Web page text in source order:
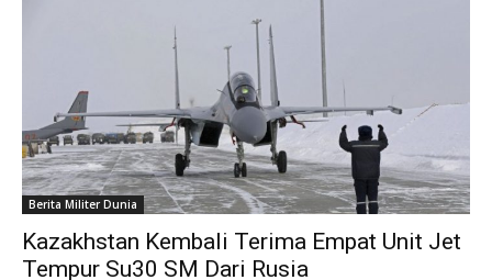
Berita Militer Dunia
Kazakhstan Kembali Terima Empat Unit Jet
Tempur Su30 SM Dari Rusia